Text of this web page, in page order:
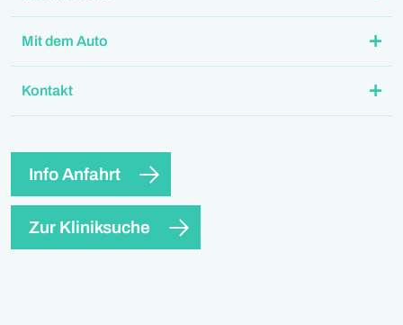
Mit dem Auto
Kontakt
Info Anfahrt
Zur Kliniksuche